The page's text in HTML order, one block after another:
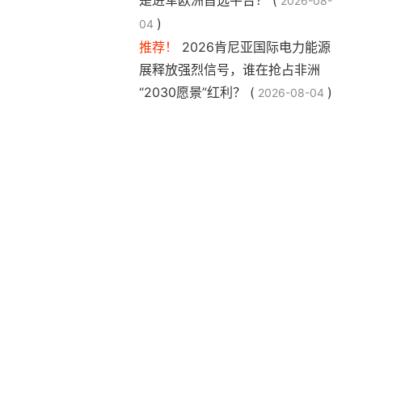
04 )
推荐！
2026肯尼亚国际电力能源
展释放强烈信号，谁在抢占非洲
“2030愿景”红利？ ( 2026-08-04 )